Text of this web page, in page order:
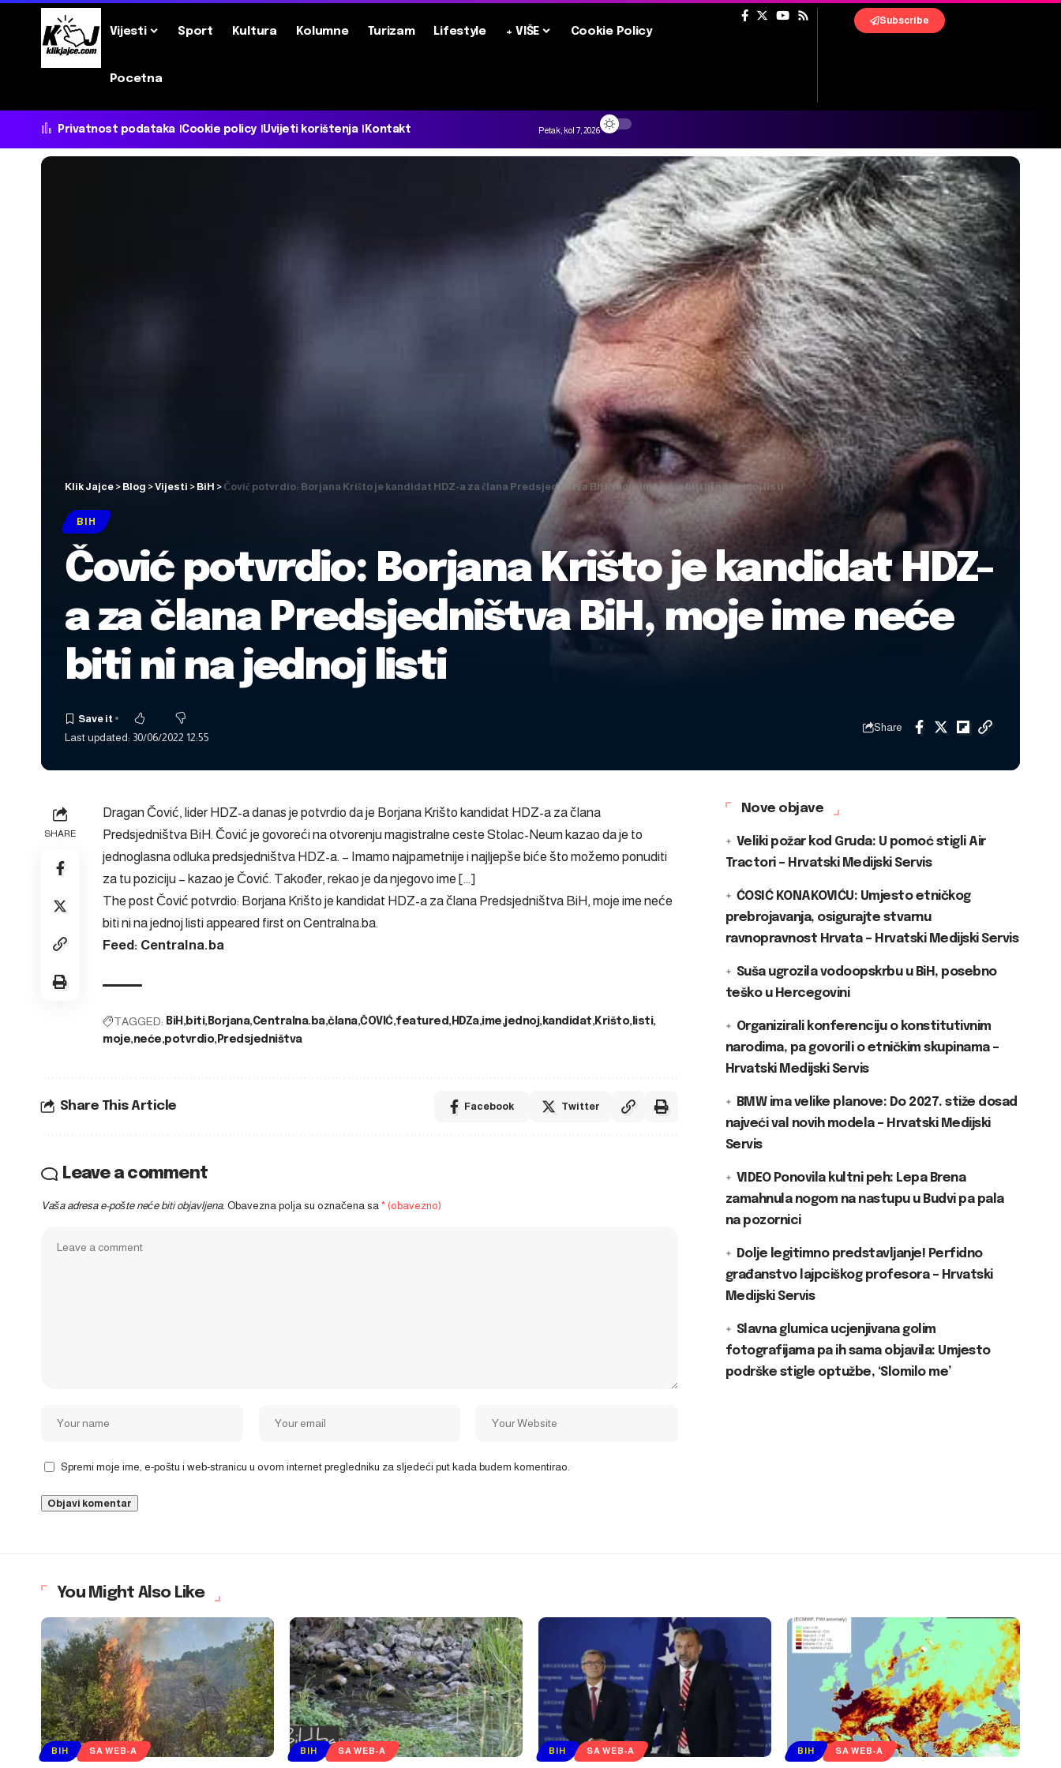
Vijesti Sport Kultura Kolumne Turizam Lifestyle + VIŠE Cookie Policy
Pocetna
Subscribe
Privatnost podataka Cookie policy Uvijeti korištenja Kontakt Petak, kol 7, 2026
Klik Jajce > Blog >Vijesti > BiH > Čović potvrdio: Borjana Krišto je kandidat HDZ-a za člana Predsjedništva BiH, moje ime neće biti ni na jednoj listi
BIH
Čović potvrdio: Borjana Krišto je kandidat HDZ-
a za člana Predsjedništva BiH, moje ime neće
biti ni na jednoj listi
Last updated: 30/06/2022 12:55
Share
SHARE
Dragan Čović, lider HDZ-a danas je potvrdio da je Borjana Krišto kandidat HDZ-a za člana
Predsjedništva BiH. Čović je govoreći na otvorenju magistralne ceste Stolac-Neum kazao da je to
jednoglasna odluka predsjedništva HDZ-a. – Imamo najpametnije i najljepše biće što možemo ponuditi
za tu poziciju – kazao je Čović. Također, rekao je da njegovo ime […]
The post Čović potvrdio: Borjana Krišto je kandidat HDZ-a za člana Predsjedništva BiH, moje ime neće
biti ni na jednoj listiappeared first onCentralna.ba.
Feed: Centralna.ba
TAGGED: BiH biti Borjana Centralna.ba člana ČOVIĆ featured HDZa ime jednoj kandidat Krišto listi
moje neće potvrdio Predsjedništva
Share This Article Facebook Twitter
Leave a comment
Vaša adresa e-pošte neće biti objavljena. Obavezna polja su označena sa * (obavezno)
Spremi moje ime, e-poštu i web-stranicu u ovom internet pregledniku za sljedeći put kada budem komentirao.
Nove objave
Veliki požar kod Gruda: U pomoć stigli Air
Tractori – Hrvatski Medijski Servis
ĆOSIĆ KONAKOVIĆU: Umjesto etničkog
prebrojavanja, osigurajte stvarnu
ravnopravnost Hrvata – Hrvatski Medijski Servis
Suša ugrozila vodoopskrbu u BiH, posebno
teško u Hercegovini
Organizirali konferenciju o konstitutivnim
narodima, pa govorili o etničkim skupinama –
Hrvatski Medijski Servis
BMW ima velike planove: Do 2027. stiže dosad
najveći val novih modela – Hrvatski Medijski
Servis
VIDEO Ponovila kultni peh: Lepa Brena
zamahnula nogom na nastupu u Budvi pa pala
na pozornici
Dolje legitimno predstavljanje! Perfidno
građanstvo lajpciškog profesora – Hrvatski
Medijski Servis
Slavna glumica ucjenjivana golim
fotografijama pa ih sama objavila: Umjesto
podrške stigle optužbe, ‘Slomilo me’
You Might Also Like
BIH SA WEB-A BIH SA WEB-A BIH SA WEB-A BIH SA WEB-A